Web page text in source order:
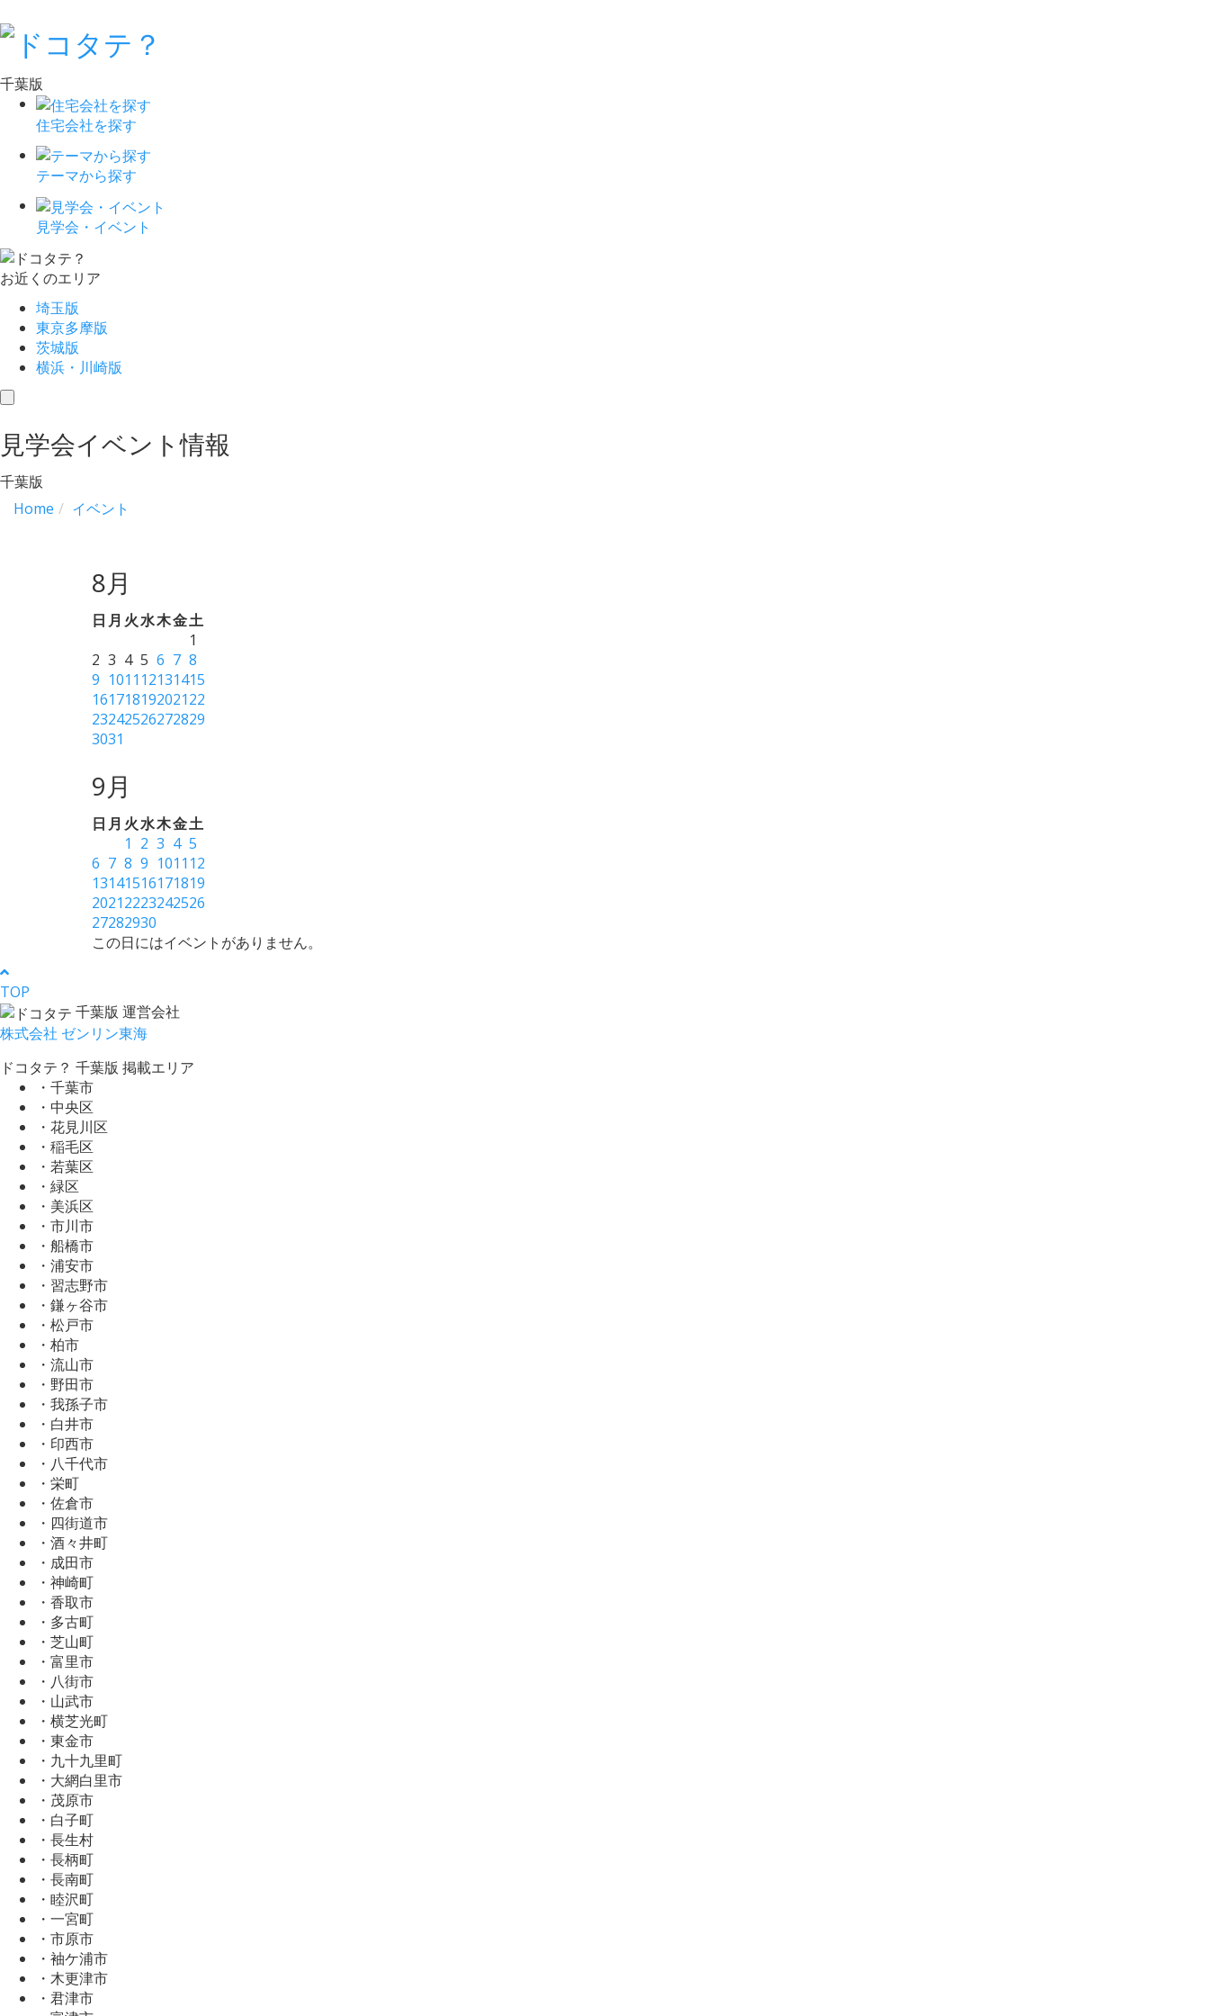
千葉版
住宅会社を探す
テーマから探す
見学会・イベント
お近くのエリア
埼玉版
東京多摩版
茨城版
横浜・川崎版
toggle
見学会イベント情報
千葉版
Home
イベント
8月
日 月 火水木金土
1
2 3 4 5 6 7 8
9 1011 12131415
16171819202122
23242526272829
3031
9月
日 月 火水木金土
1 2 3 4 5
6 7 8 9 1011 12
13141516171819
20212223242526
27282930
この日にはイベントがありません。
TOP
千葉版 運営会社
株式会社 ゼンリン東海
ドコタテ？ 千葉版 掲載エリア
・千葉市
・中央区
・花見川区
・稲毛区
・若葉区
・緑区
・美浜区
・市川市
・船橋市
・浦安市
・習志野市
・鎌ヶ谷市
・松戸市
・柏市
・流山市
・野田市
・我孫子市
・白井市
・印西市
・八千代市
・栄町
・佐倉市
・四街道市
・酒々井町
・成田市
・神崎町
・香取市
・多古町
・芝山町
・富里市
・八街市
・山武市
・横芝光町
・東金市
・九十九里町
・大網白里市
・茂原市
・白子町
・長生村
・長柄町
・長南町
・睦沢町
・一宮町
・市原市
・袖ケ浦市
・木更津市
・君津市